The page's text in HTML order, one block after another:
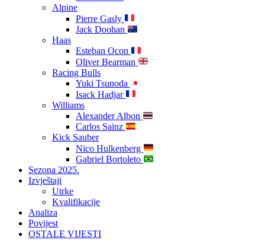
Alpine
Pierre Gasly
Jack Doohan
Haas
Esteban Ocon
Oliver Bearman
Racing Bulls
Yuki Tsunoda
Isack Hadjar
Williams
Alexander Albon
Carlos Sainz
Kick Sauber
Nico Hulkenberg
Gabriel Bortoleto
Sezona 2025.
Izvještaji
Utrke
Kvalifikacije
Analiza
Povijest
OSTALE VIJESTI